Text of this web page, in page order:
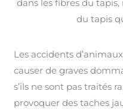
dans les fibres du
du tapis
Les accidents
causer de graves
s’ils ne sont pas traités
provoquer des taches